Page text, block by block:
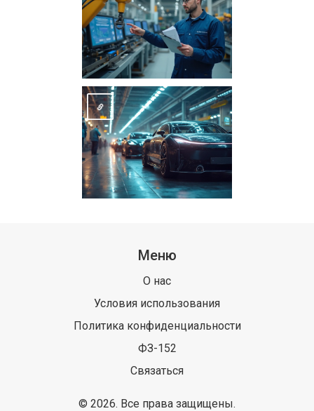
Меню
О нас
Условия использования
Политика конфиденциальности
ФЗ-152
Связаться
© 2026. Все права защищены.